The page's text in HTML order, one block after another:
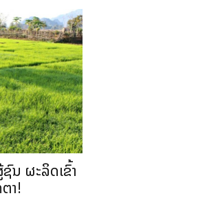
ນ ຜະລິດເຂົ້າ
າ!